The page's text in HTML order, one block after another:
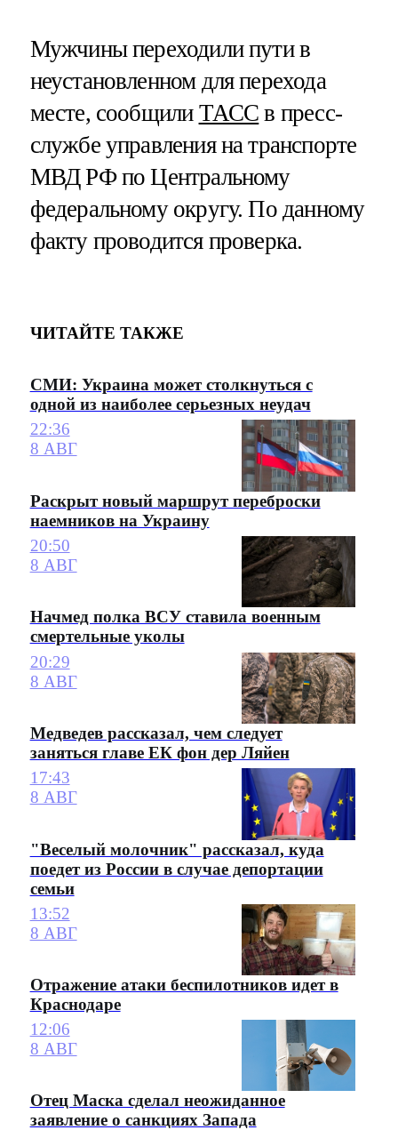
Мужчины переходили пути в
неустановленном для перехода
месте, сообщили ТАСС в пресс-
службе управления на транспорте
МВД РФ по Центральному
федеральному округу. По данному
факту проводится проверка.
ЧИТАЙТЕ ТАКЖЕ
СМИ: Украина может столкнуться с
одной из наиболее серьезных неудач
22:36
8 АВГ
Раскрыт новый маршрут переброски
наемников на Украину
20:50
8 АВГ
Начмед полка ВСУ ставила военным
смертельные уколы
20:29
8 АВГ
Медведев рассказал, чем следует
заняться главе ЕК фон дер Ляйен
17:43
8 АВГ
"Веселый молочник" рассказал, куда
поедет из России в случае депортации
семьи
13:52
8 АВГ
Отражение атаки беспилотников идет в
Краснодаре
12:06
8 АВГ
Отец Маска сделал неожиданное
заявление о санкциях Запада